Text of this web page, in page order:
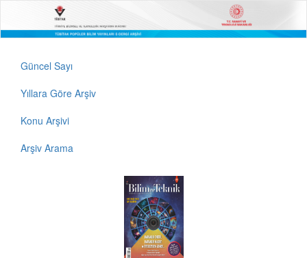
Güncel Sayı
Yıllara Göre Arşiv
Konu Arşivi
Arşiv Arama